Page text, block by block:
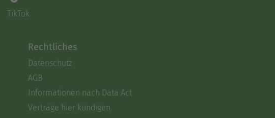
TikTok
Rechtliches
Datenschutz
AGB
Informationen nach Data Act
Verträge hier kündigen